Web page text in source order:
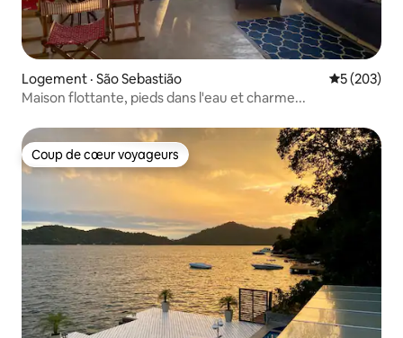
Logement · São Sebastião Note
5 (203)
Maison flottante, pieds dans l'eau et charme...
Coup de cœur voyageurs
Coup de cœur voyageurs